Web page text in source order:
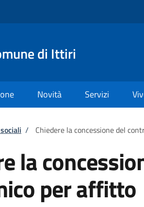
di Ittiri
Novità Servizi
di pane
/ Chiedere la concessione del
la
per affitto